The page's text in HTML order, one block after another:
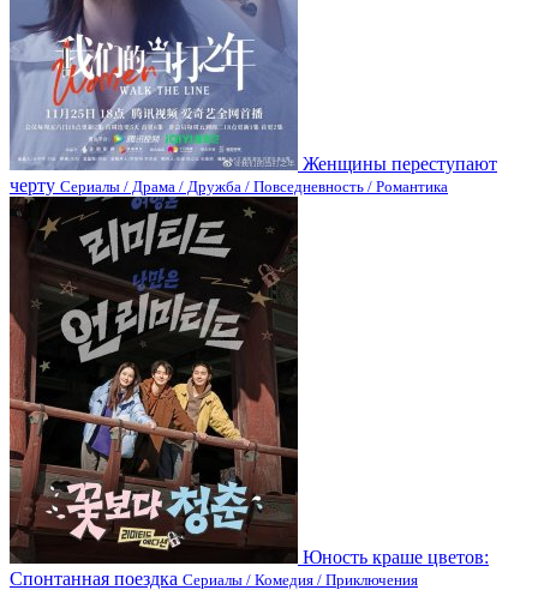
Женщины переступают
черту Сериалы / Драма / Дружба / Повседневность / Романтика
Юность краше цветов:
Спонтанная поездка Сериалы / Комедия / Приключения